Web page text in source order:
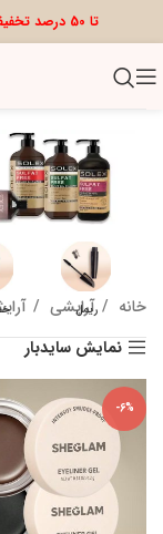
تا 50 درصد تخفیف + هدیه ویژه
ریمل خانه آرایشی
نمایش سایدبار
-6%